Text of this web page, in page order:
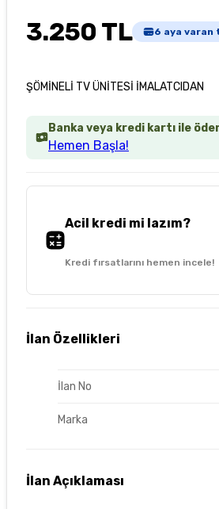
3.250 TL 6 aya varan
ŞÖMİNELİ TV ÜNİTESİ İMALATCIDAN
Banka veya kredi kartı ile
Hemen Başla!
Acil kredi mi lazım?
Kredi fırsatlarını hemen incele!
İlan Özellikleri
İlan No
Marka
İlan Açıklaması